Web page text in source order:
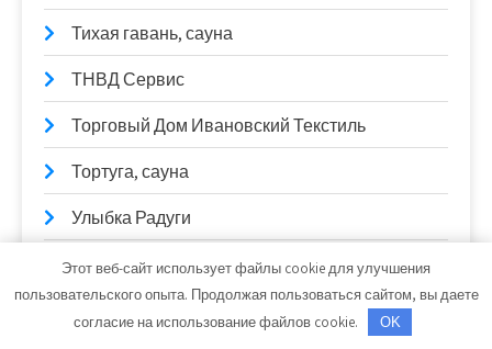
Тихая гавань, сауна
ТНВД Сервис
Торговый Дом Ивановский Текстиль
Тортуга, сауна
Улыбка Радуги
Урарту, сауна
Этот веб-сайт использует файлы cookie для улучшения
пользовательского опыта. Продолжая пользоваться сайтом, вы даете
согласие на использование файлов cookie.
OK